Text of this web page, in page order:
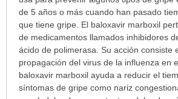
extendido.
de 5 años o más cuando han pasado
que tiene gripe. El baloxavir marboxil
de medicamentos llamados inhibidores
ácido de polimerasa. Su acción consiste
propagación del virus de la influenza en
baloxavir marboxil ayuda a reducir el
síntomas de gripe como nariz